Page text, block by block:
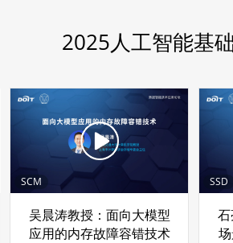
2025人工智能基
SCM
吴晨涛教授：面向大模型
应用的内存故障容错技术
SSD